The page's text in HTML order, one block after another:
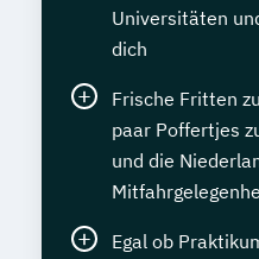
Universitäten
dich
Frische Fritten
paar Poffertjes
und die
Egal ob